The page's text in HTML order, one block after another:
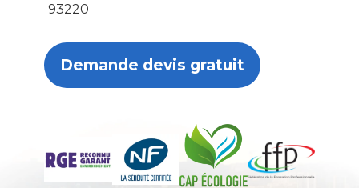
93220
Demande devis gratuit